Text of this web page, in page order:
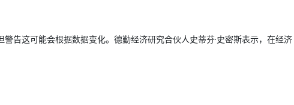
告这可能会根据数据变化。德勤经济研究合伙人史蒂芬·史密斯表示，在经济